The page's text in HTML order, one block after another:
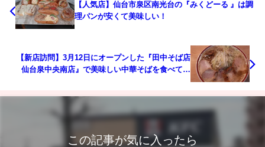
【人気店】仙台市泉区南光台の『みくどーる 』は調
理パンが安くて美味しい！
【新店訪問】3月12日にオープンした『田中そば店
仙台泉中央南店』で美味しい中華そばを食べてみ
この記事が気に入ったら